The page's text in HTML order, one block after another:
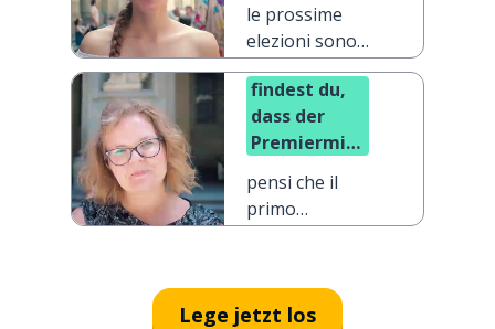
le prossime
elezioni sono
tra due anni
findest du,
dass der
Premierminister
ist?
pensi che il
primo
Lege jetzt los